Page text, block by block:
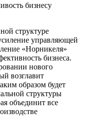
структуре
управляющей
«Норникеля»
бизнеса.
нового
возглавит
образом будет
структуры
объединит все